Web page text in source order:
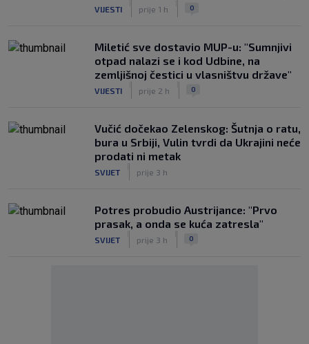
VIJESTI prije 1 h 0
Miletić sve dostavio MUP-u: "Sumnjivi
otpad nalazi se i kod Udbine, na
zemljišnoj čestici u vlasništvu države"
VIJESTI prije 2 h 0
Vučić dočekao Zelenskog: Šutnja o ratu,
bura u Srbiji, Vulin tvrdi da Ukrajini neće
prodati ni metak
SVIJET prije 3 h
Potres probudio Austrijance: "Prvo
prasak, a onda se kuća zatresla"
SVIJET prije 3 h 0